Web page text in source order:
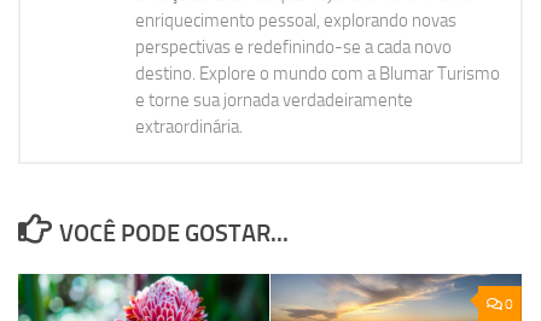
enriquecimento pessoal, explorando novas
perspectivas e redefinindo-se a cada novo
destino. Explore o mundo com a Blumar Turismo
e torne sua jornada verdadeiramente
extraordinária.
VOCÊ PODE GOSTAR...
0